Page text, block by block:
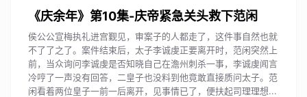
《庆余年》第10集-庆帝紧急关头救下范闲
侯公公宣梅执礼进宫觐见，审案子的人都走了，这件事自然也就
不了了之了。案件结束后，太子李诚虔正要离开时，范闲突然上
前，当众询问李诚虔是否知晓自己在澹州刺杀一事，李诚虔闻言
冷哼了一声没有回答，二皇子也没料到他竟敢直接质问太子。范
闲看着两位皇子一前一后离开，见事情已了，便扶起司理理想...